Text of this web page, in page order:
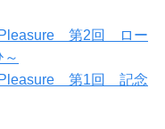
Pleasure 第2回 ロー
Pleasure 第1回 記念